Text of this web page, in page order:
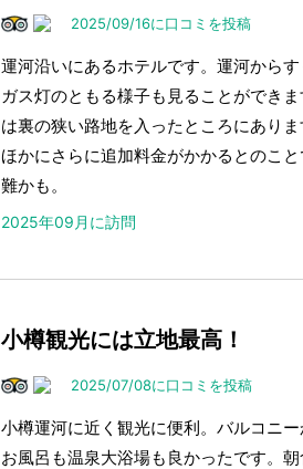
2025/09/16に口コミを投稿
運河沿いにあるホテルです。運河から
ガス灯のともる様子も見ることができ
は裏の狭い路地を入ったところにあり
ほかにさらに追加料金がかかるとのこ
難かも。
2025年09月に訪問
小樽観光には立地最高！
2025/07/08に口コミを投稿
小樽運河に近く観光に便利。バルコニ
お風呂も温泉大浴場も良かったです。